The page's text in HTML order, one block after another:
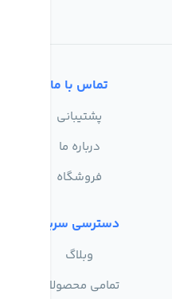
تماس با ما
پشتیبانی
درباره ما
فروشگاه
دسترسی سریع
وبلاگ
تمامی محصولات